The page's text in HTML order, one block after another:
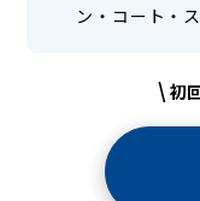
ン・コート・
\ 初